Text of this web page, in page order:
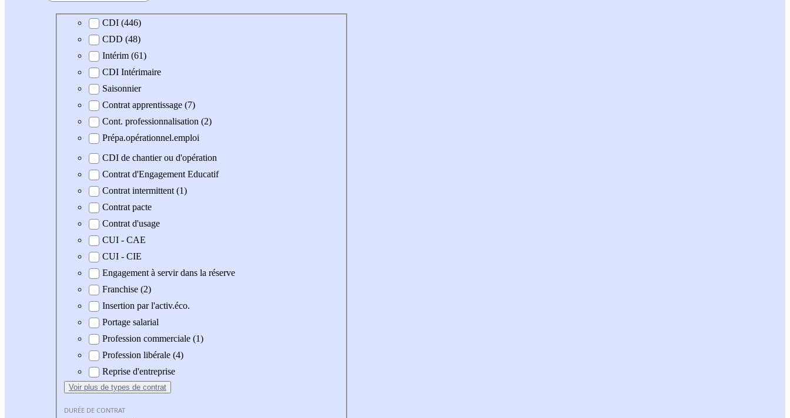
Type de contratCDI (446)
CDD (48)
Intérim (61)
CDI Intérimaire
Saisonnier
Contrat apprentissage (7)
Cont. professionnalisation (2)
Prépa.opérationnel.emploi
CDI de chantier ou d'opération
Contrat d'Engagement Educatif
Contrat intermittent (1)
Contrat pacte
Contrat d'usage
CUI - CAE
CUI - CIE
Engagement à servir dans la réserve
Franchise (2)
Insertion par l'activ.éco.
Portage salarial
Profession commerciale (1)
Profession libérale (4)
Reprise d'entreprise
Voir plus de types de contrat
DURÉE DE CONTRAT